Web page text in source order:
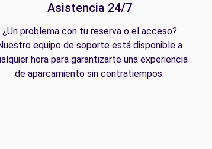
Asistencia 24/7
¿Un problema con tu reserva o el acceso?
equipo de soporte está disponible a
hora para garantizarte una experiencia
de aparcamiento sin contratiempos.